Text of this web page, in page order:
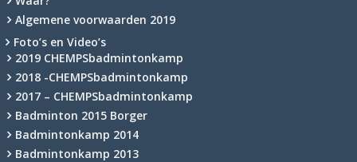
Algemene voorwaarden 2019
Foto’s en Video’s
2019 CHEMPSbadmintonkamp
2018 -CHEMPSbadmintonkamp
2017 – CHEMPSbadmintonkamp
Badminton 2015 Borger
Badmintonkamp 2014
Badmintonkamp 2013